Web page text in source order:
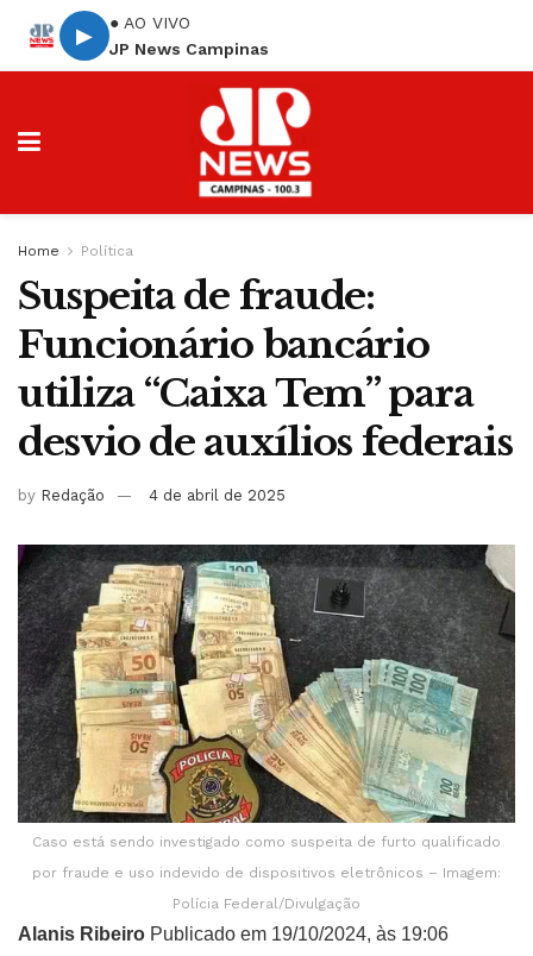
▶
● AO VIVO
JP News Campinas
Home Política
Suspeita de fraude:
Funcionário bancário
utiliza “Caixa Tem” para
desvio de auxílios federais
by Redação 4 de abril de 2025
Caso está sendo investigado como suspeita de furto qualificado
por fraude e uso indevido de dispositivos eletrônicos – Imagem:
Polícia Federal/Divulgação
Alanis Ribeiro Publicado em 19/10/2024, às 19:06